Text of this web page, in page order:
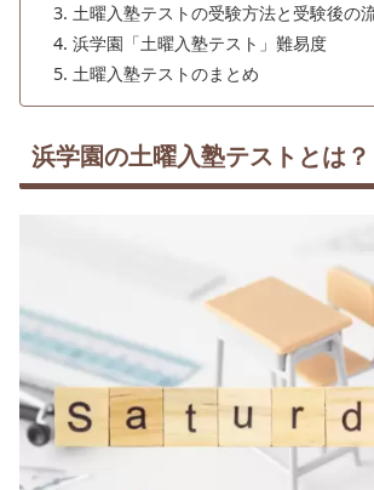
土曜入塾テストの受験方法と受験後の
浜学園「土曜入塾テスト」難易度
土曜入塾テストのまとめ
浜学園の土曜入塾テストとは？